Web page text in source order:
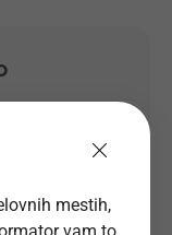
mestih,
vam to